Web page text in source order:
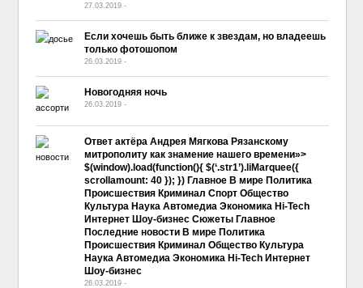
27.03.2019 -
Если хочешь быть ближе к звездам, но владеешь
только фотошопом
26.03.2019 -
Новогодняя ночь
26.03.2019 -
Ответ актёра Андрея Мягкова Рязанскому
митрополиту как знамение нашего времени»>
$(window).load(function(){ $(‘.str1’).liMarquee({
scrollamount: 40 }); }) Главное В мире Политика
Происшествия Криминал Спорт Общество
Культура Наука Автомедиа Экономика Hi-Tech
Интернет Шоу-бизнес Сюжеты Главное
Последние новости В мире Политика
Происшествия Криминал Общество Культура
Наука Автомедиа Экономика Hi-Tech Интернет
Шоу-бизнес
26.03.2019 -